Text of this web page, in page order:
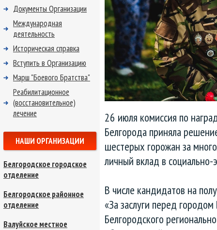
26 июля комиссия по
Белгорода приняла
шестерых горожан за
личный вклад в
В числе кандидатов на
«За заслуги перед
Белгородского
Документы Организации
Международная
деятельность
Историческая справка
Вступить в Организацию
Марш "Боевого Братства"
Реабилитационное
(восстановительное)
лечение
НАШИ ОРГАНИЗАЦИИ
Белгородское городское
отделение
Белгородское районное
отделение
Валуйское местное